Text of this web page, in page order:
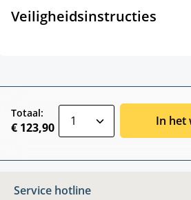
Veiligheidsinstructies
Totaal:
€ 123,90 In het
Service hotline